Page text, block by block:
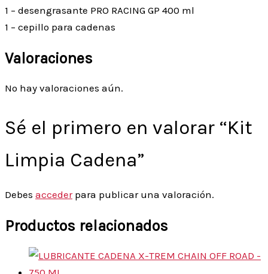
1 – desengrasante PRO RACING GP 400 ml
1 – cepillo para cadenas
Valoraciones
No hay valoraciones aún.
Sé el primero en valorar “Kit
Limpia Cadena”
Debes accederpara publicar una valoración.
Productos relacionados